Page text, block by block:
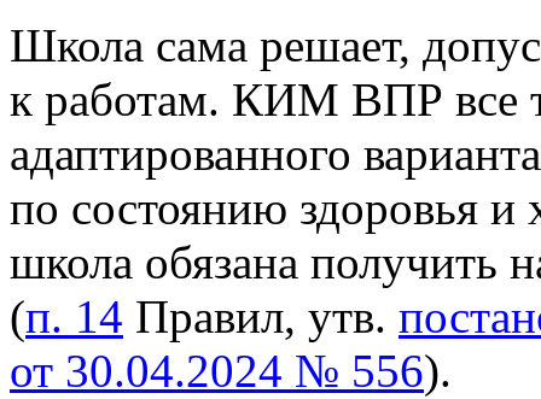
Школа сама решает,
к работам. КИМ ВПР все
адаптированного
по состоянию здоровья и
школа обязана получить
(п. 14 Правил, утв.
от 30.04.2024 № 556).